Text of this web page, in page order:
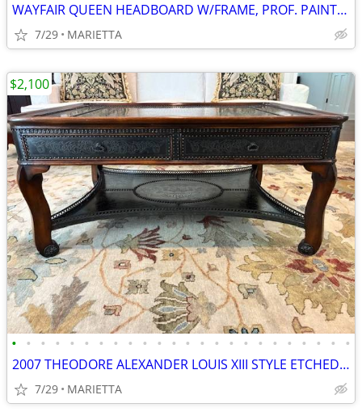
WAYFAIR QUEEN HEADBOARD W/FRAME, PROF. PAINTED IN "DISTRESSED FINISH"
7/29 MARIETTA
• • • • • • • • • • • • • • • • • • • • • • • •
2007 THEODORE ALEXANDER LOUIS XIII STYLE ETCHED BRASS COFFEE TABLE
7/29 MARIETTA
$2,100